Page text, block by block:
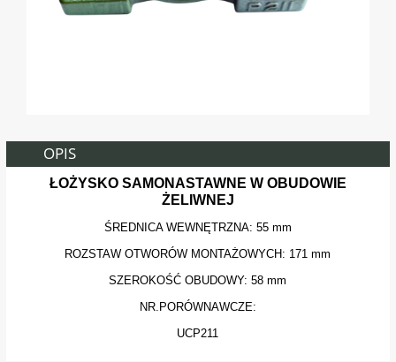
OPIS
ŁOŻYSKO SAMONASTAWNE W OBUDOWIE
ŻELIWNEJ
ŚREDNICA WEWNĘTRZNA: 55 mm
ROZSTAW OTWORÓW MONTAŻOWYCH: 171 mm
SZEROKOŚĆ OBUDOWY: 58 mm
NR.PORÓWNAWCZE:
UCP211